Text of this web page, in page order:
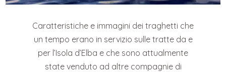
Caratteristiche e immagini dei traghetti che
un tempo erano in servizio sulle tratte da e
per l’Isola d’Elba e che sono attualmente
state venduto ad altre compagnie di